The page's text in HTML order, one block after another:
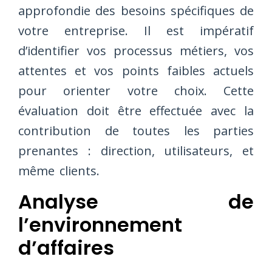
approfondie des besoins spécifiques de
votre entreprise. Il est impératif
d’identifier vos processus métiers, vos
attentes et vos points faibles actuels
pour orienter votre choix. Cette
évaluation doit être effectuée avec la
contribution de toutes les parties
prenantes : direction, utilisateurs, et
même clients.
Analyse de
l’environnement
d’affaires